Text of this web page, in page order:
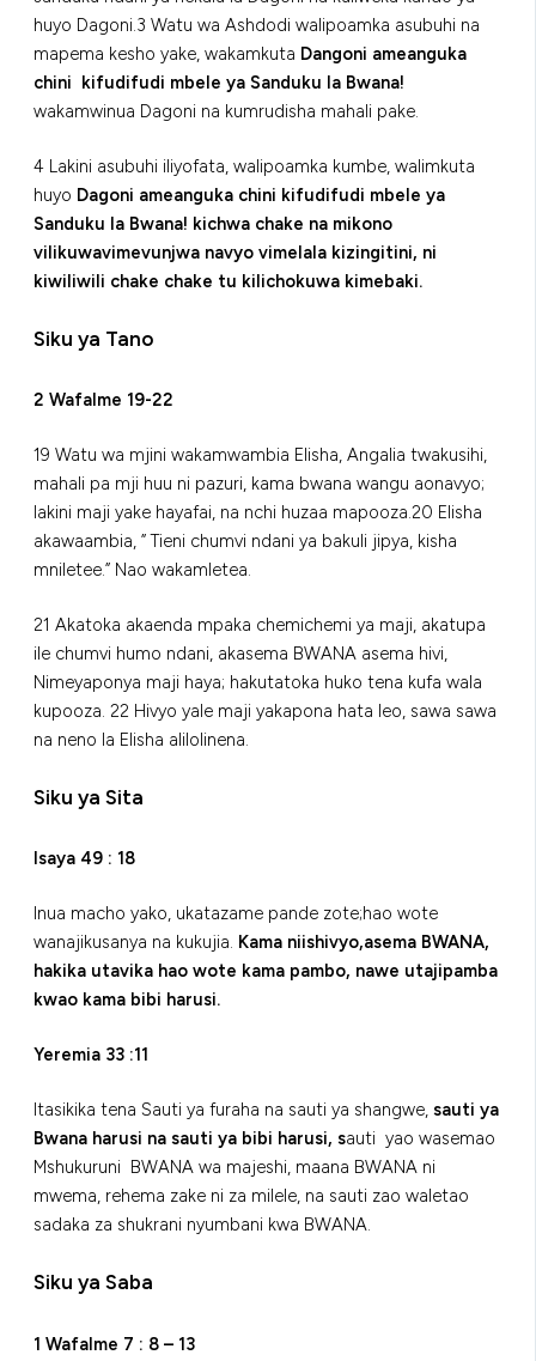
huyo Dagoni.3 Watu wa Ashdodi walipoamka asubuhi na
mapema kesho yake, wakamkuta Dangoni ameanguka
chini kifudifudi mbele ya Sanduku la Bwana!
wakamwinua Dagoni na kumrudisha mahali pake.
4 Lakini asubuhi iliyofata, walipoamka kumbe, walimkuta
huyo Dagoni ameanguka chini kifudifudi mbele ya
Sanduku la Bwana! kichwa chake na mikono
vilikuwavimevunjwa navyo vimelala kizingitini, ni
kiwiliwili chake chake tu kilichokuwa kimebaki.
Siku ya Tano
2 Wafalme 19-22
19 Watu wa mjini wakamwambia Elisha, Angalia twakusihi,
mahali pa mji huu ni pazuri, kama bwana wangu aonavyo;
lakini maji yake hayafai, na nchi huzaa mapooza.20 Elisha
akawaambia, ” Tieni chumvi ndani ya bakuli jipya, kisha
mniletee.” Nao wakamletea.
21 Akatoka akaenda mpaka chemichemi ya maji, akatupa
ile chumvi humo ndani, akasema BWANA asema hivi,
Nimeyaponya maji haya; hakutatoka huko tena kufa wala
kupooza. 22 Hivyo yale maji yakapona hata leo, sawa sawa
na neno la Elisha alilolinena.
Siku ya Sita
Isaya 49 : 18
Inua macho yako, ukatazame pande zote;hao wote
wanajikusanya na kukujia. Kama niishivyo,asema BWANA,
hakika utavika hao wote kama pambo, nawe utajipamba
kwao kama bibi harusi.
Yeremia 33 :11
Itasikika tena Sauti ya furaha na sauti ya shangwe, sauti ya
Bwana harusi na sauti ya bibi harusi, sauti yao wasemao
Mshukuruni BWANA wa majeshi, maana BWANA ni
mwema, rehema zake ni za milele, na sauti zao waletao
sadaka za shukrani nyumbani kwa BWANA.
Siku ya Saba
1 Wafalme 7 : 8 – 13